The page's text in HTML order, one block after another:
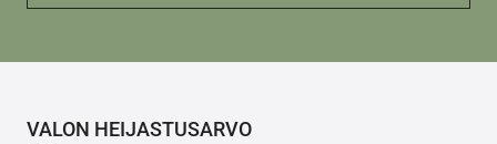
VALON HEIJASTUSARVO